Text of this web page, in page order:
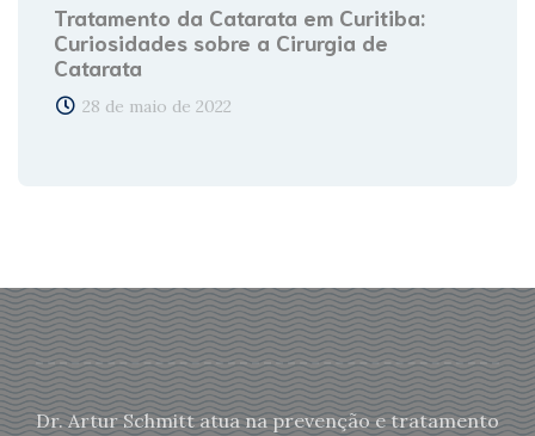
Tratamento da Catarata em Curitiba:
Curiosidades sobre a Cirurgia de
Catarata
28 de maio de 2022
Dr. Artur Schmitt atua na prevenção e tratamento